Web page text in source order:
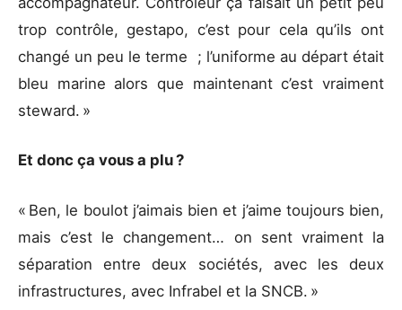
trop contrôle, gestapo, c’est pour cela qu’ils ont
changé un peu le terme ; l’uniforme au départ était
bleu marine alors que maintenant c’est vraiment
steward. »
Et donc ça vous a plu ?
« Ben, le boulot j’aimais bien et j’aime toujours bien,
mais c’est le changement… on sent vraiment la
séparation entre deux sociétés, avec les deux
infrastructures, avec Infrabel et la SNCB. »